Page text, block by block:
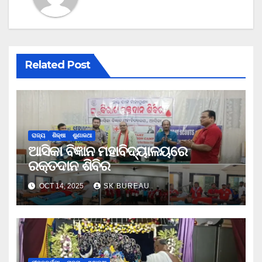
Related Post
ରାଜ୍ୟ ଶିକ୍ଷା ଶୁଣାକଥା
ଆସିକା ବିଜ୍ଞାନ ମହାବିଦ୍ୟାଳୟରେ
ରକ୍ତଦାନ ଶିବିର
OCT 14, 2025 SK BUREAU